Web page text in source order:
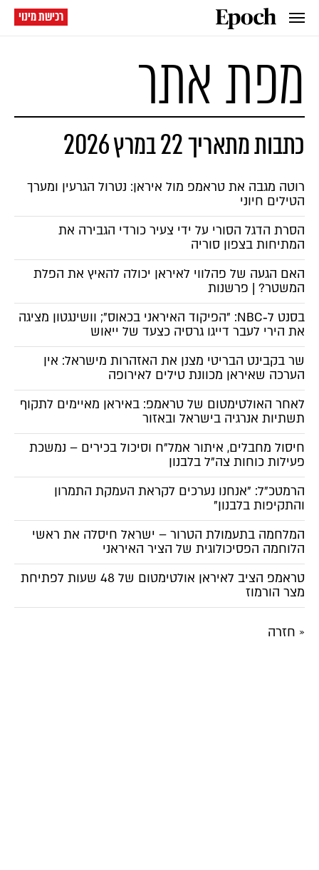
רכישת מינוי
מפת אתר
כתבות מתאריך 22 במרץ 2026
רוטה מגבה את טראמפ מול איראן: נטרול הגרעין ומערך
הטילים חיוני
הסרת הדגל הסורי על ידי צעיר כורדי הגבירה את
המתיחות בצפון סוריה
האם הגעה של פהלווי לאיראן יכולה להאיץ את הפלת
המשטר? | פרשנות
בסנט ל‑NBC: "הפיקוד האיראני בכאוס"; וושינגטון מציגה
את הירי לעבר דייגו גרסיה כצעד של ייאוש
שר בקבינט הבריטי מצנן את האזהרות מישראל: אין
הערכה שאיראן מכוונת טילים לאירופה
לאחר האולטימטום של טראמפ: באיראן מאיימים לתקוף
תשתיות אנרגיה בישראל ובאזור
חיסול מחבלים, איתור אמל"ח וסיכול בכירים – נמשכת
פעילות כוחות צה"ל בלבנון
הרמטכ"ל: "אנחנו נערכים לקראת העמקת התמרון
והתקיפות בלבנון"
המלחמה בתעמולת הטרור – ישראל חיסלה את ראשי
הלוחמה הפסיכולוגית של הציר האיראני
טראמפ הציב לאיראן אולטימטום של 48 שעות לפתיחת
מצר הורמוז
« חזרה